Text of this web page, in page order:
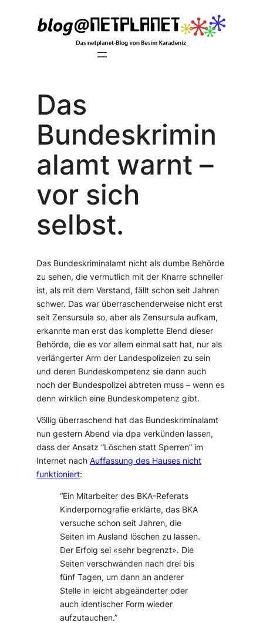
Das
Bundeskrimin
alamt warnt –
vor sich
selbst.
Das Bundeskriminalamt nicht als dumbe Behörde
zu sehen, die vermutlich mit der Knarre schneller
ist, als mit dem Verstand, fällt schon seit Jahren
schwer. Das war überraschenderweise nicht erst
seit Zensursula so, aber als Zensursula aufkam,
erkannte man erst das komplette Elend dieser
Behörde, die es vor allem einmal satt hat, nur als
verlängerter Arm der Landespolizeien zu sein
und deren Bundeskompetenz sie dann auch
noch der Bundespolizei abtreten muss – wenn es
denn wirklich eine Bundeskompetenz gibt.
Völlig überraschend hat das Bundeskriminalamt
nun gestern Abend via dpa verkünden lassen,
dass der Ansatz “Löschen statt Sperren” im
Internet nachAuffassung des Hauses nicht
funktioniert:
“Ein Mitarbeiter des BKA-Referats
Kinderpornografie erklärte, das BKA
versuche schon seit Jahren, die
Seiten im Ausland löschen zu lassen.
Der Erfolg sei «sehr begrenzt». Die
Seiten verschwänden nach drei bis
fünf Tagen, um dann an anderer
Stelle in leicht abgeänderter oder
auch identischer Form wieder
aufzutauchen.”